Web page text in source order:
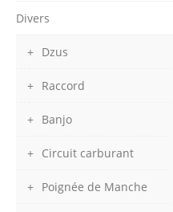
Divers
Dzus
Raccord
Banjo
Circuit carburant
Poignée de Manche